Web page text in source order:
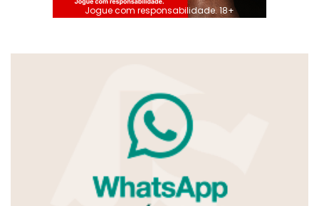
Jogue com responsabilidade. 18+